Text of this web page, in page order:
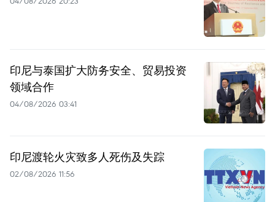
印尼与泰国扩大防务安全、贸易投资
领域合作
04/08/2026 03:41
印尼渡轮火灾致多人死伤及失踪
02/08/2026 11:56